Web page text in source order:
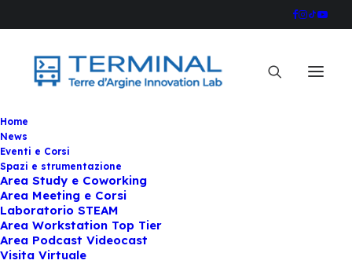
Home
News
Eventi e Corsi
Spazi e strumentazione
Area Study e Coworking
Area Meeting e Corsi
Laboratorio STEAM
Area Workstation Top Tier
Area Podcast Videocast
Visita Virtuale